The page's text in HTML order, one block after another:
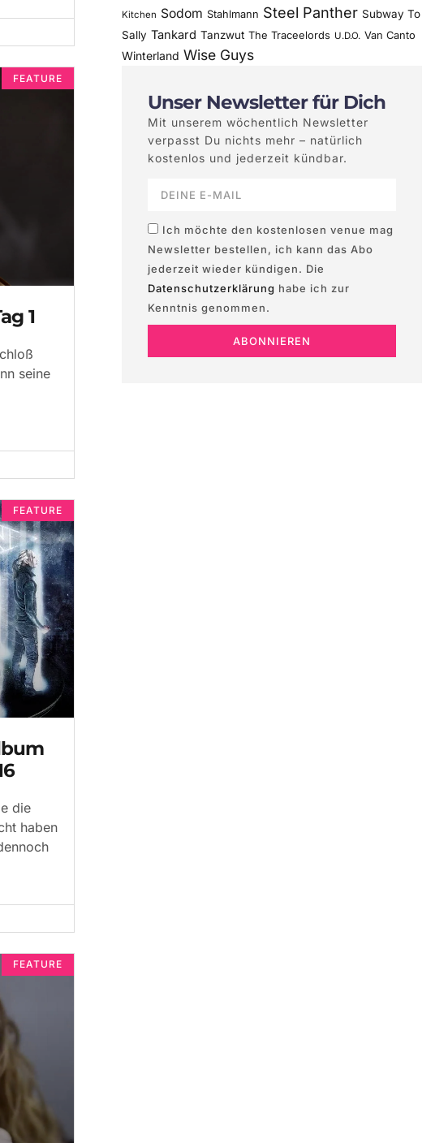
FEATURE
1
seine
FEATURE
die
haben
FEATURE
Kitchen Sodom Stahlmann Steel Panther Subway To
Sally Tankard Tanzwut The Traceelords U.D.O. Van Canto
Winterland Wise Guys
Unser Newsletter für Dich
Mit unserem wöchentlich Newsletter
verpasst Du nichts mehr – natürlich
kostenlos und jederzeit kündbar.
Ich möchte den kostenlosen venue mag
Newsletter bestellen, ich kann das Abo
jederzeit wieder kündigen. Die
Datenschutzerklärung habe ich zur
Kenntnis genommen.
ABONNIEREN